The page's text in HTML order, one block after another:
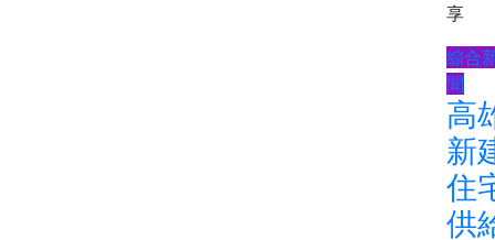
享
綜合
聞
高
新
住
供